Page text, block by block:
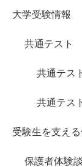
大学受験情報
共通テスト
共通テス
共通テス
受験生を支え
保護者体験談